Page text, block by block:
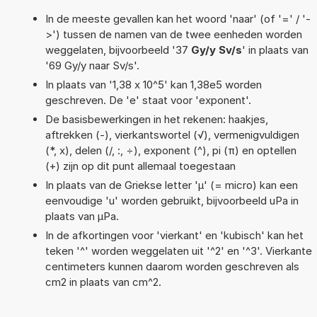
In de meeste gevallen kan het woord 'naar' (of '=' / '-
>') tussen de namen van de twee eenheden worden
weggelaten, bijvoorbeeld '37 Gy/y Sv/s' in plaats van
'69 Gy/y naar Sv/s'.
In plaats van '1,38 x 10^5' kan 1,38e5 worden
geschreven. De 'e' staat voor 'exponent'.
De basisbewerkingen in het rekenen: haakjes,
aftrekken (-), vierkantswortel (√), vermenigvuldigen
(*, x), delen (/, :, ÷), exponent (^), pi (π) en optellen
(+) zijn op dit punt allemaal toegestaan
In plaats van de Griekse letter 'µ' (= micro) kan een
eenvoudige 'u' worden gebruikt, bijvoorbeeld uPa in
plaats van µPa.
In de afkortingen voor 'vierkant' en 'kubisch' kan het
teken '^' worden weggelaten uit '^2' en '^3'. Vierkante
centimeters kunnen daarom worden geschreven als
cm2 in plaats van cm^2.